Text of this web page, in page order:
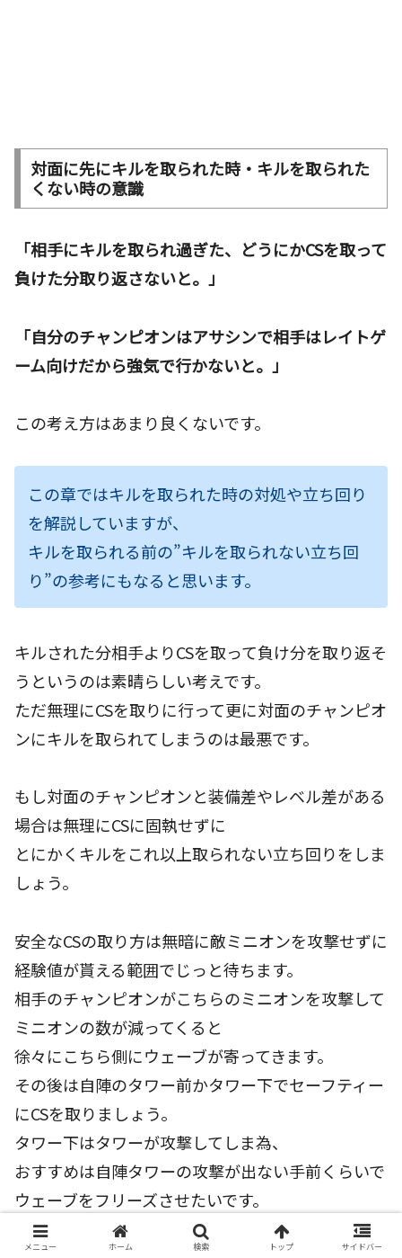
対面に先にキルを取られた時・キルを取られた
くない時の意識
「相手にキルを取られ過ぎた、どうにかCSを取って
負けた分取り返さないと。」
「自分のチャンピオンはアサシンで相手はレイトゲ
ーム向けだから強気で行かないと。」
この考え方はあまり良くないです。
この章ではキルを取られた時の対処や立ち回り
を解説していますが、
キルを取られる前の”キルを取られない立ち回
り”の参考にもなると思います。
キルされた分相手よりCSを取って負け分を取り返そ
うというのは素晴らしい考えです。
ただ無理にCSを取りに行って更に対面のチャンピオ
ンにキルを取られてしまうのは最悪です。
もし対面のチャンピオンと装備差やレベル差がある
場合は無理にCSに固執せずに
とにかくキルをこれ以上取られない立ち回りをしま
しょう。
安全なCSの取り方は無暗に敵ミニオンを攻撃せずに
経験値が貰える範囲でじっと待ちます。
相手のチャンピオンがこちらのミニオンを攻撃して
ミニオンの数が減ってくると
徐々にこちら側にウェーブが寄ってきます。
その後は自陣のタワー前かタワー下でセーフティー
にCSを取りましょう。
タワー下はタワーが攻撃してしま為、
おすすめは自陣タワーの攻撃が出ない手前くらいで
ウェーブをフリーズさせたいです。
またここではCSを取る時のみミニオンを攻撃するよ
メニュー ホーム 検索 トップ サイドバー